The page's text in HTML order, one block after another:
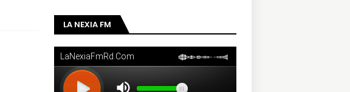
LA NEXIA FM